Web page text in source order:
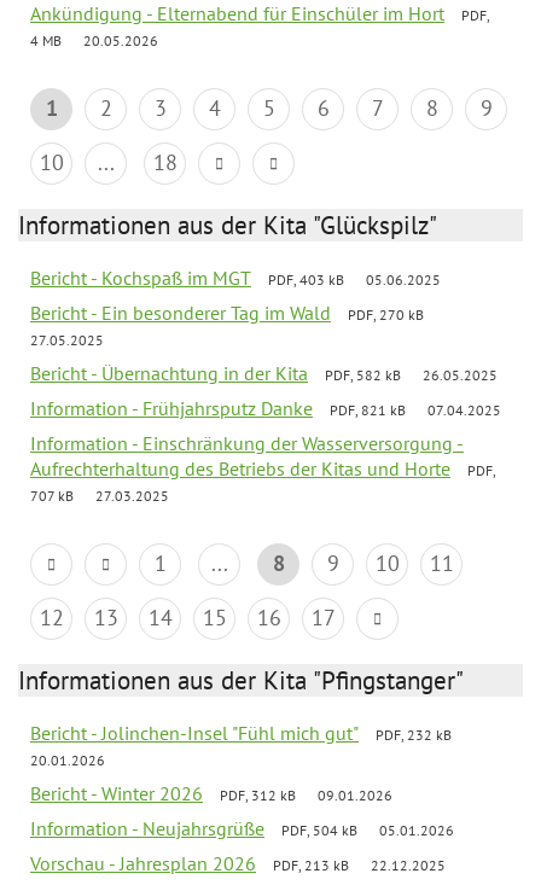
Ankündigung - Elternabend für Einschüler im Hort
PDF,
4 MB
20.05.2026
1 2 3 4 5 6 7 8
9
10
... 18
Informationen aus der Kita "Glückspilz"
Bericht - Kochspaß im MGT PDF, 403 kB 05.06.2025
Bericht - Ein besonderer Tag im Wald
PDF, 270 kB
27.05.2025
Bericht - Übernachtung in der Kita PDF, 582 kB 26.05.2025
Information - Frühjahrsputz Danke PDF, 821 kB 07.04.2025
Information - Einschränkung der Wasserversorgung -
Aufrechterhaltung des Betriebs der Kitas und Horte
PDF,
707 kB
27.03.2025
1 ... 8 9 10
11
12
13 14 15 16 17
Informationen aus der Kita "Pfingstanger"
Bericht - Jolinchen-Insel "Fühl mich gut"
PDF, 232 kB
20.01.2026
Bericht - Winter 2026 PDF, 312 kB 09.01.2026
Information - Neujahrsgrüße PDF, 504 kB 05.01.2026
Vorschau - Jahresplan 2026 PDF, 213 kB 22.12.2025